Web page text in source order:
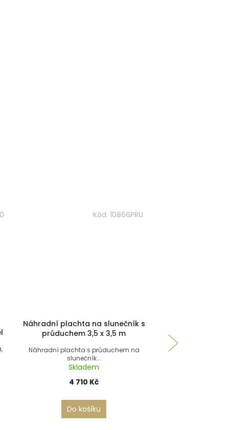
Kód: 10866PRU
Náhradní plachta na slunečník s
průduchem 3,5 x 3,5 m
Náhradní plachta s průduchem na
slunečník...
Skladem
4 710 Kč
Do košíku
Autoškrabka na